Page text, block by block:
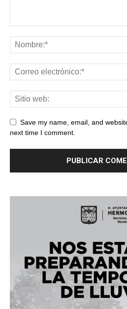
Save my name, email, and
next time I comment.